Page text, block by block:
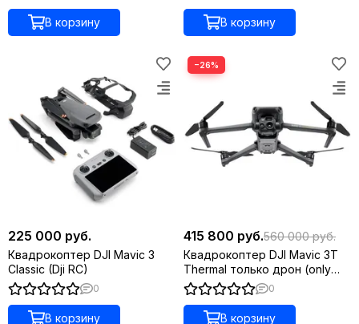
В корзину В корзину
225 000 руб.
Квадрокоптер DJI Mavic 3
Сlassic (Dji RC)
0
В корзину
−26%
415 800 руб.560 000 руб.
Квадрокоптер DJI Mavic 3T
Thermal только дрон (only
drone) с тепловизором
0
В корзину